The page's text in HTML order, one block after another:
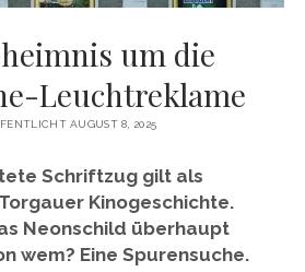
um die
Leuchtreklame
AUGUST 8, 2025
Schriftzug gilt als
Kinogeschichte.
Neonschild überhaupt
wem? Eine Spurensuche.